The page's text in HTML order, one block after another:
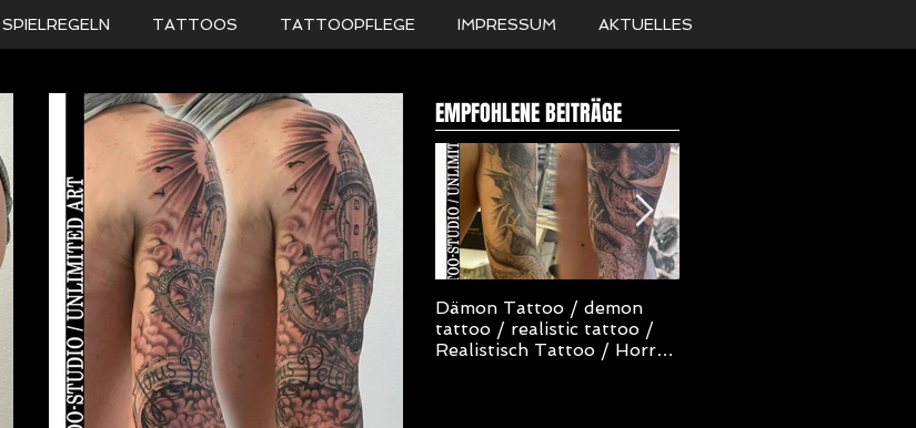
SPIELREGELN TATTOOS TATTOOPFLEGE IMPRESSUM AKTUELLES
EMPFOHLENE BEITRÄGE
Dämon Tattoo / demon
tattoo / realistic tattoo /
Realistisch Tattoo / Horror